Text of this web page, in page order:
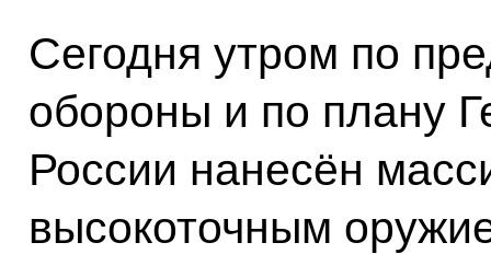
Сегодня утром по
обороны и по плану
России нанесён
высокоточным